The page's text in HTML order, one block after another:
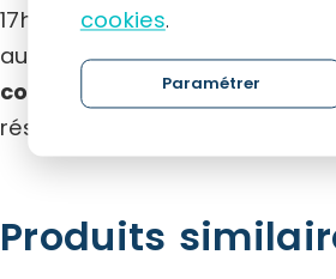
17h30. Vous pouvez nous
au
05 49 96 37 36, par e-
commercial@agenc-
réseaux sociaux.
Produits
cookies.
Paramétrer